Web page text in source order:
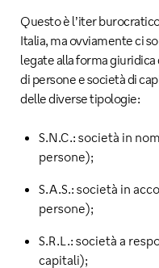
Questo è l’iter
Italia, ma ovviamente ci
legate alla forma
di persone e società di
delle diverse tipologie:
S.N.C.: società in
persone);
S.A.S.: società in
persone);
S.R.L.: società a
capitali);